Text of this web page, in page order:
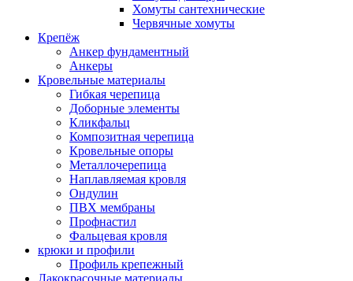
Хомуты сантехнические
Червячные хомуты
Крепёж
Анкер фундаментный
Анкеры
Кровельные материалы
Гибкая черепица
Доборные элементы
Кликфальц
Композитная черепица
Кровельные опоры
Металлочерепица
Наплавляемая кровля
Ондулин
ПВХ мембраны
Профнастил
Фальцевая кровля
крюки и профили
Профиль крепежный